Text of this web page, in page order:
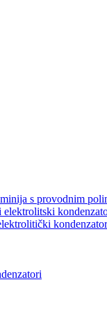
s provodnim
kondenzator